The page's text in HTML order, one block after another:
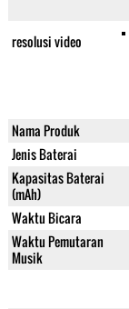
resolusi video
Nama Produk
Jenis Baterai
Kapasitas Baterai
(mAh)
Waktu Bicara
Waktu Pemutaran
Musik